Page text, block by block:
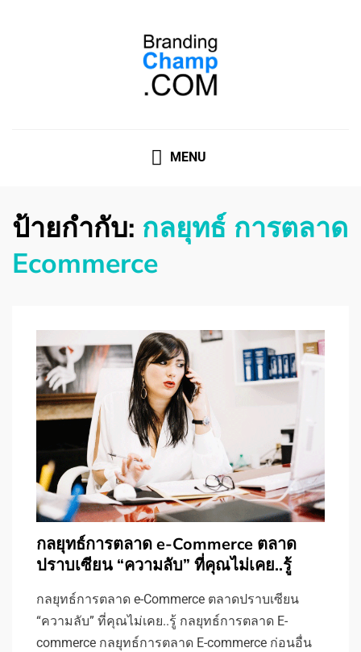
MENU
ป้ายกำกับ: กลยุทธ์ การตลาด
Ecommerce
กลยุทธ์การตลาด e-Commerce ตลาด
ปราบเซียน “ความลับ” ที่คุณไม่เคย..รู้
กลยุทธ์การตลาด e-Commerce ตลาดปราบเซียน
“ความลับ” ที่คุณไม่เคย..รู้ กลยุทธ์การตลาด E-
commerce กลยุทธ์การตลาด E-commerce ก่อนอื่น